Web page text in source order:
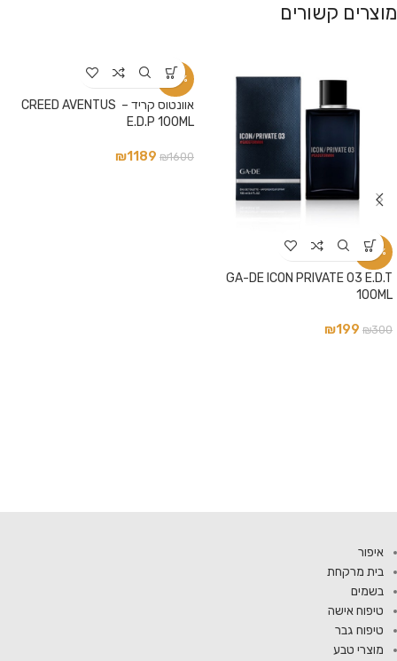
מוצרים קשורים
-34%
GA-DE ICON PRIVATE 03 E.D.T
100ML
₪300
₪199
-26%
אוונטוס קריד – CREED AVENTUS
E.D.P 100ML
₪1600
₪1189
איפור
בית מרקחת
בשמים
טיפוח אישה
טיפוח גבר
מוצרי טבע